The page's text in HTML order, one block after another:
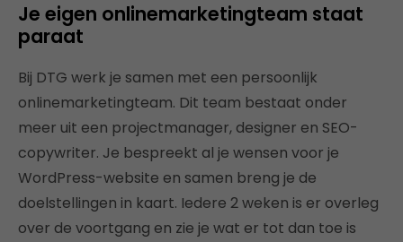
Je eigen onlinemarketingteam staat
paraat
Bij DTG werk je samen met een persoonlijk
onlinemarketingteam. Dit team bestaat onder
meer uit een projectmanager, designer en SEO-
copywriter. Je bespreekt al je wensen voor je
WordPress-website en samen breng je de
doelstellingen in kaart. Iedere 2 weken is er overleg
over de voortgang en zie je wat er tot dan toe is